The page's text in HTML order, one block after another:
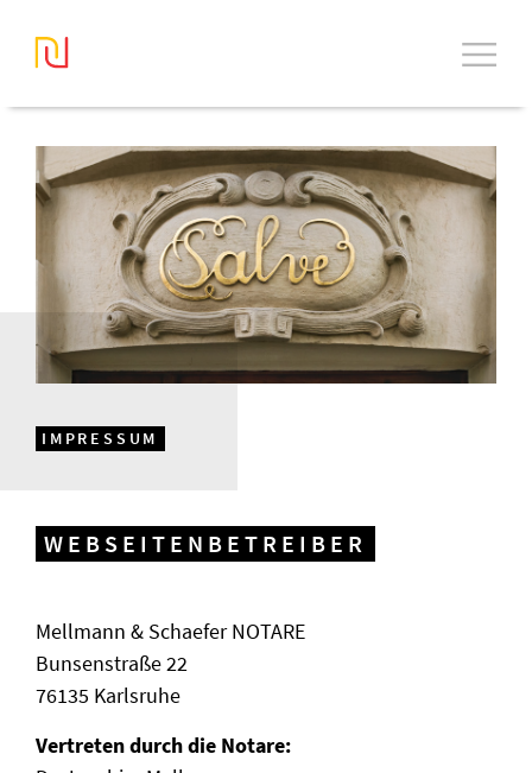
IMPRESSUM
WEBSEITENBETREIBER
Mellmann & Schaefer NOTARE
Bunsenstraße 22
76135 Karlsruhe
Vertreten durch die Notare: